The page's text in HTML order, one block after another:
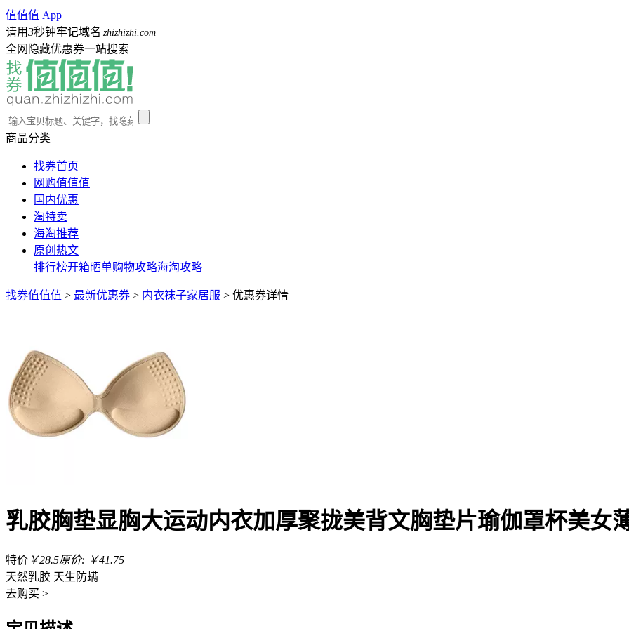
值值值 App
请用3秒钟牢记域名 zhizhizhi.com
全网隐藏优惠券一站搜索
商品分类
找券首页
网购值值值
国内优惠
淘特卖
海淘推荐
原创热文
排行榜开箱晒单购物攻略海淘攻略
找券值值值 > 最新优惠券 > 内衣袜子家居服 > 优惠券详情
乳胶胸垫显胸大运动内衣加厚聚拢美背文胸垫片瑜伽罩杯美女
特价 ￥28.5原价: ￥41.75
天然乳胶 天生防螨
去购买 >